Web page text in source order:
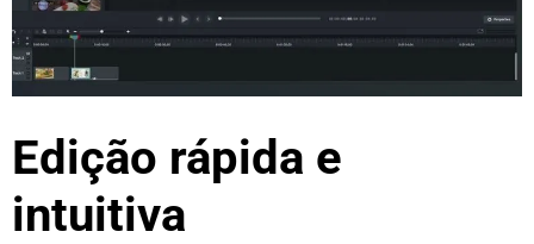
Edição rápida e
intuitiva